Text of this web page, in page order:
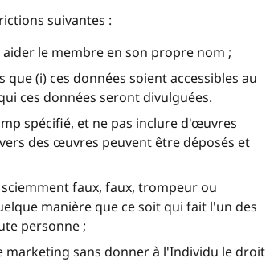
suivantes :
le membre en son propre nom ;
(i) ces données soient accessibles au
ces données seront divulguées.
spécifié, et ne pas inclure d'œuvres
des œuvres peuvent être déposés et
faux, faux, trompeur ou
manière que ce soit qui fait l'un des
personne ;
marketing sans donner à l'Individu le droit